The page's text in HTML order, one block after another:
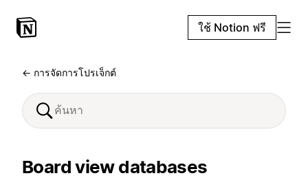
ใช้ Notion ฟรี
← การจัดการโปรเจ็กต์
Board view databases